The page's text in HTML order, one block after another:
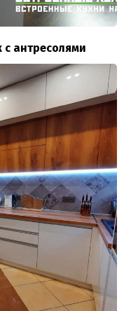
с антресолями